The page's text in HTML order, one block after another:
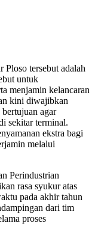
Ploso tersebut adalah
untuk
menjamin kelancaran
kini diwajibkan
bertujuan agar
sekitar terminal.
ekstra bagi
melalui
Perindustrian
rasa syukur atas
pada akhir tahun
dari tim
proses